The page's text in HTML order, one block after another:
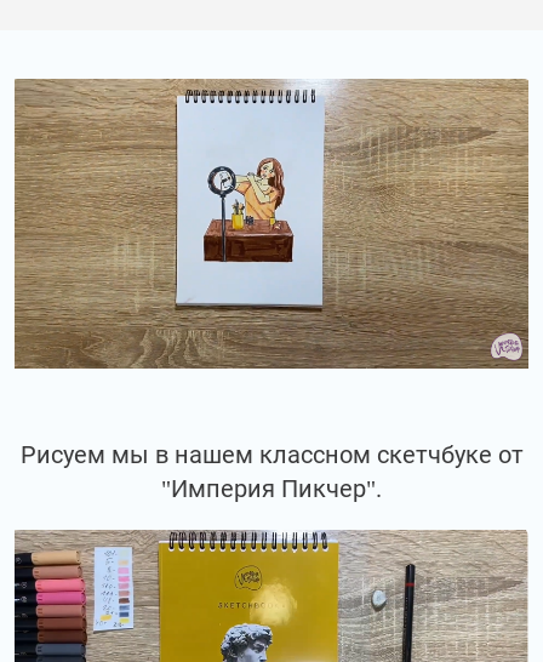
Рисуем мы в нашем классном скетчбуке от
"Империя Пикчер".